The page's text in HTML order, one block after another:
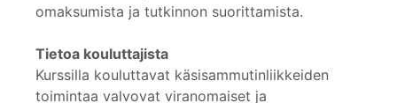
omaksumista ja tutkinnon suorittamista.
Tietoa kouluttajista
Kurssilla kouluttavat käsisammutinliikkeiden
toimintaa valvovat viranomaiset ja